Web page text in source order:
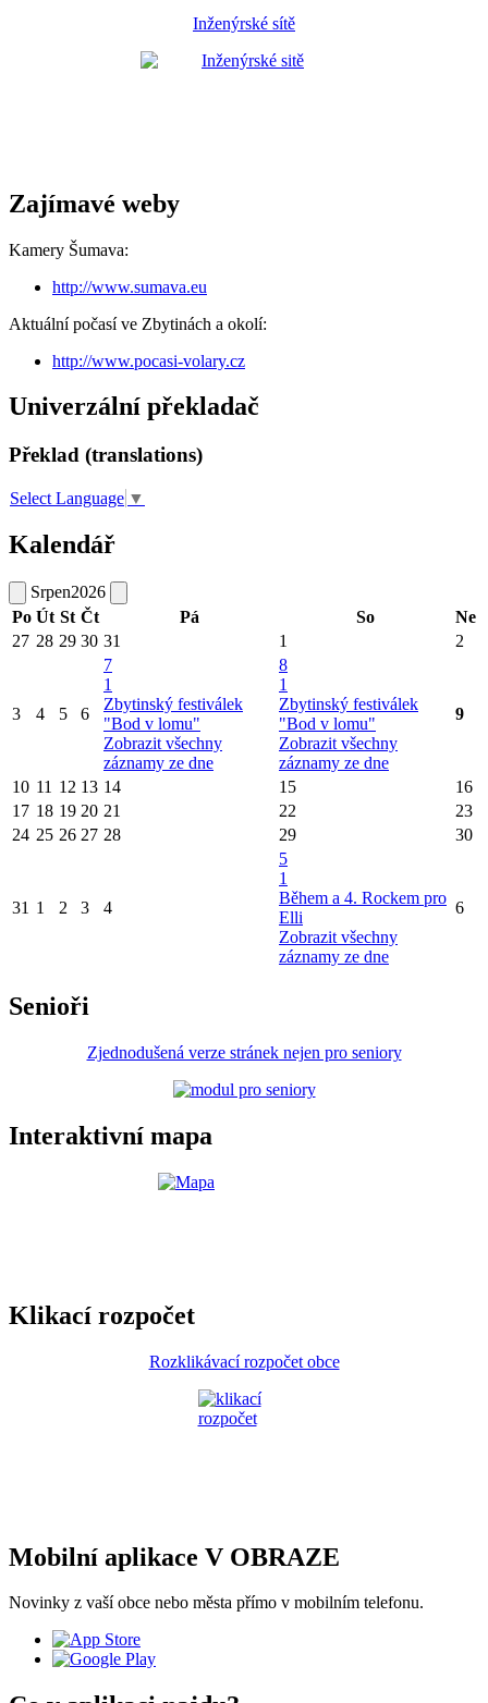
Inženýrské sítě
Zajímavé weby
Kamery Šumava:
http://www.sumava.eu
Aktuální počasí ve Zbytinách a okolí:
http://www.pocasi-volary.cz
Univerzální překladač
Překlad (translations)
Select Language ▼
Kalendář
Srpen2026
Po Út St Čt Pá So
Ne
27 28 29 30 31 1 2
3 4 5 6
7
1
Zbytinský festiválek
"Bod v lomu"
Zobrazit všechny
záznamy ze dne
8
1
Zbytinský festiválek
"Bod v lomu"
Zobrazit všechny
záznamy ze dne
9
10 11 12 13 14 15
16
17 18 19 20 21 22
23
24 25 26 27 28 29 30
31 1 2 3 4
5
1
Během a 4. Rockem pro
Elli
Zobrazit všechny
záznamy ze dne
6
Senioři
Zjednodušená verze stránek nejen pro seniory
Interaktivní mapa
Klikací rozpočet
Rozklikávací rozpočet obce
Mobilní aplikace V OBRAZE
Novinky z vaší obce nebo města přímo v mobilním telefonu.